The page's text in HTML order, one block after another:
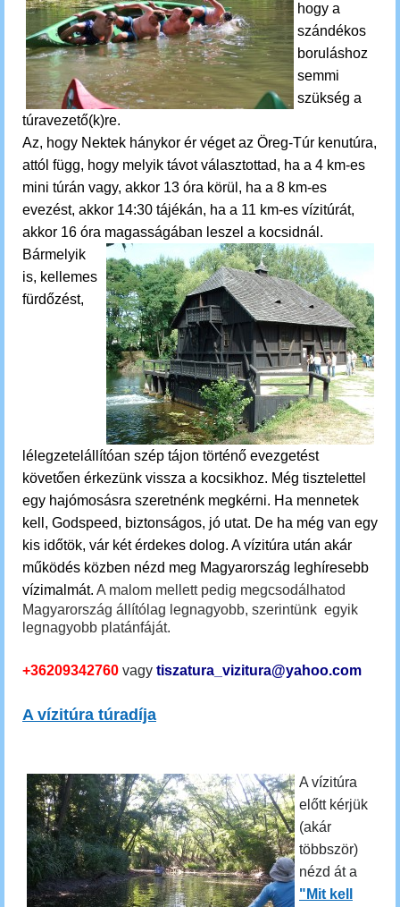
hogy a
szándékos
boruláshoz
semmi
szükség a
túravezető(k)re.
Az, hogy Nektek hánykor ér véget az Öreg-Túr kenutúra,
attól függ, hogy melyik távot választottad, ha a 4 km-es
mini túrán vagy, akkor 13 óra körül, ha a 8 km-es
evezést, akkor 14:30 tájékán, ha a 11 km-es vízitúrát,
akkor 16 óra magasságában leszel a kocsidnál.
Bármelyik
is, kellemes
fürdőzést,
lélegzetelállítóan szép tájon történő evezgetést
követően érkezünk vissza a kocsikhoz. Még tisztelettel
egy hajómosásra szeretnénk megkérni. Ha mennetek
kell, Godspeed, biztonságos, jó utat. De ha még van egy
kis időtök, vár két érdekes dolog. A vízitúra után akár
működés közben nézd meg Magyarország leghíresebb
vízimalmát. A malom mellett pedig megcsodálhatod
Magyarország állítólag legnagyobb, szerintünk egyik
legnagyobb platánfáját.
+36209342760 vagy tiszatura_vizitura@yahoo.com
A vízitúra túradíja
A vízitúra
előtt kérjük
(akár
többször)
nézd át a
"Mit kell